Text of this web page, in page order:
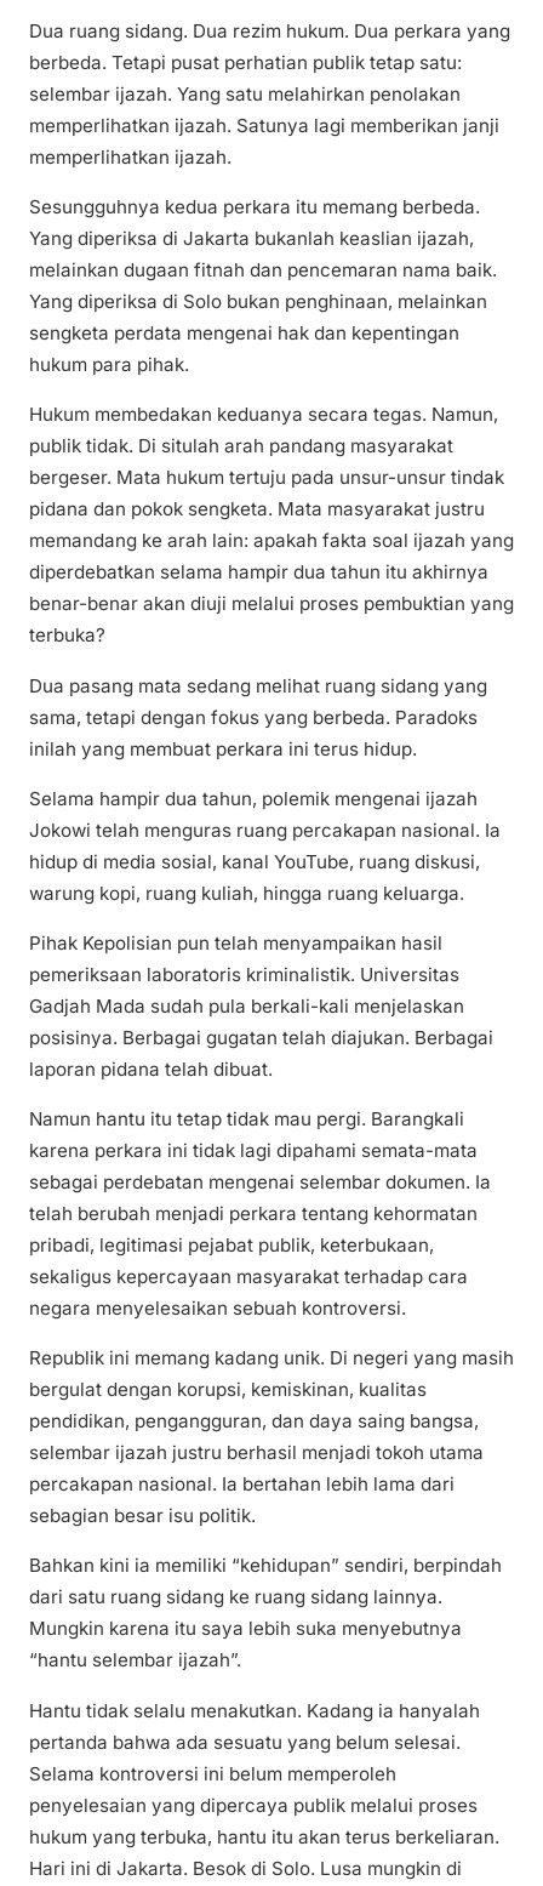
Dua ruang sidang. Dua rezim hukum. Dua perkara yang
berbeda. Tetapi pusat perhatian publik tetap satu:
selembar ijazah. Yang satu melahirkan penolakan
memperlihatkan ijazah. Satunya lagi memberikan janji
memperlihatkan ijazah.
Sesungguhnya kedua perkara itu memang berbeda.
Yang diperiksa di Jakarta bukanlah keaslian ijazah,
melainkan dugaan fitnah dan pencemaran nama baik.
Yang diperiksa di Solo bukan penghinaan, melainkan
sengketa perdata mengenai hak dan kepentingan
hukum para pihak.
Hukum membedakan keduanya secara tegas. Namun,
publik tidak. Di situlah arah pandang masyarakat
bergeser. Mata hukum tertuju pada unsur-unsur tindak
pidana dan pokok sengketa. Mata masyarakat justru
memandang ke arah lain: apakah fakta soal ijazah yang
diperdebatkan selama hampir dua tahun itu akhirnya
benar-benar akan diuji melalui proses pembuktian yang
terbuka?
Dua pasang mata sedang melihat ruang sidang yang
sama, tetapi dengan fokus yang berbeda. Paradoks
inilah yang membuat perkara ini terus hidup.
Selama hampir dua tahun, polemik mengenai ijazah
Jokowi telah menguras ruang percakapan nasional. Ia
hidup di media sosial, kanal YouTube, ruang diskusi,
warung kopi, ruang kuliah, hingga ruang keluarga.
Pihak Kepolisian pun telah menyampaikan hasil
pemeriksaan laboratoris kriminalistik. Universitas
Gadjah Mada sudah pula berkali-kali menjelaskan
posisinya. Berbagai gugatan telah diajukan. Berbagai
laporan pidana telah dibuat.
Namun hantu itu tetap tidak mau pergi. Barangkali
karena perkara ini tidak lagi dipahami semata-mata
sebagai perdebatan mengenai selembar dokumen. Ia
telah berubah menjadi perkara tentang kehormatan
pribadi, legitimasi pejabat publik, keterbukaan,
sekaligus kepercayaan masyarakat terhadap cara
negara menyelesaikan sebuah kontroversi.
Republik ini memang kadang unik. Di negeri yang masih
bergulat dengan korupsi, kemiskinan, kualitas
pendidikan, pengangguran, dan daya saing bangsa,
selembar ijazah justru berhasil menjadi tokoh utama
percakapan nasional. Ia bertahan lebih lama dari
sebagian besar isu politik.
Bahkan kini ia memiliki “kehidupan” sendiri, berpindah
dari satu ruang sidang ke ruang sidang lainnya.
Mungkin karena itu saya lebih suka menyebutnya
“hantu selembar ijazah”.
Hantu tidak selalu menakutkan. Kadang ia hanyalah
pertanda bahwa ada sesuatu yang belum selesai.
Selama kontroversi ini belum memperoleh
penyelesaian yang dipercaya publik melalui proses
hukum yang terbuka, hantu itu akan terus berkeliaran.
Hari ini di Jakarta. Besok di Solo. Lusa mungkin di